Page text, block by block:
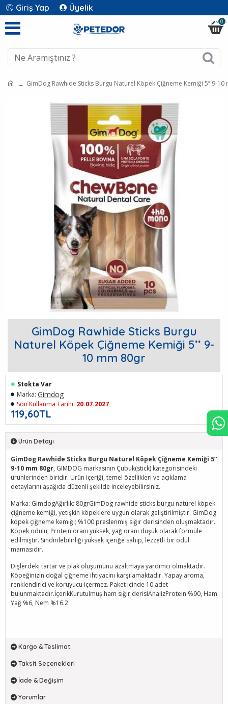
Giriş Yap Üyelik
0
GimDog Rawhide Sticks Burgu Naturel Köpek Çiğneme Kemiği 5’’ 9-10
GimDog Rawhide Sticks Burgu
Naturel Köpek Çiğneme Kemiği 5’’ 9-
10 mm 80gr
119,60TL
Stokta Var
Marka: Gimdog
Son Kullanma Tarihi: 20.07.2027
Ürün Detayı
GimDog Rawhide Sticks Burgu Naturel Köpek Çiğneme Kemiği 5’’
9-10 mm 80gr, GIMDOG markasının Çubuk(stick) kategorisindeki
ürünlerinden biridir. Ürün içeriği, temel özellikleri ve açıklama
detaylarını aşağıda düzenli şekilde inceleyebilirsiniz.
Marka: GimdogAğırlık: 80grGimDog rawhide sticks burgu naturel köpek
çiğneme kemiği, yetişkin köpeklere uygun olarak geliştirilmiştir. GimDog
köpek çiğneme kemiği; %100 preslenmiş sığır derisinden oluşmaktadır.
Köpek ödülü; Protein oranı yüksek, yağ oranı düşük olarak formüle
edilmiştir. Sindirilebilirliği yüksek içeriğe sahip, lezzetli bir ödül
mamasıdır.
Dişlerdeki tartar ve plak oluşumunu azaltmaya yardımcı olmaktadır.
Köpeğinizin doğal çiğneme ihtiyacını karşılamaktadır. Yapay aroma,
renklendirici ve koruyucu içermez. Paket içinde 10 adet
bulunmaktadır.İçerikKurutulmuş ham sığır derisiAnalizProtein %90, Ham
Yağ %6, Nem %16.2
Kargo & Teslimat
Taksit Seçenekleri
İade & Değişim
Yorumlar